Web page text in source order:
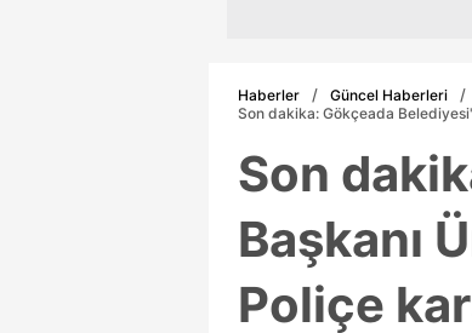
Haberler
Güncel Haberleri
Son dakika: Gökçeada
Son
Başkanı
Poliçe